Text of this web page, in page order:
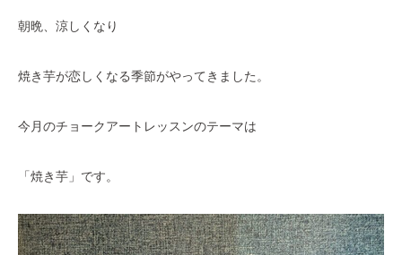
朝晩、涼しくなり
焼き芋が恋しくなる季節がやってきました。
今月のチョークアートレッスンのテーマは
「焼き芋」です。